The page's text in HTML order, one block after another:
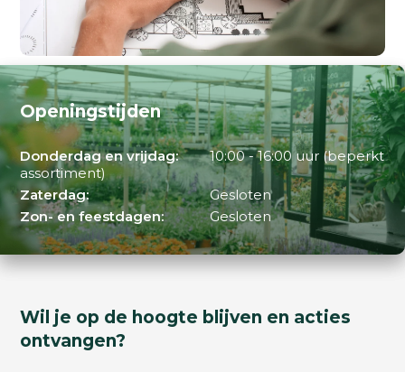
Openingstijden
Donderdag en vrijdag:
10:00 - 16:00 uur (beperkt
assortiment)
Zaterdag:
Gesloten
Zon- en feestdagen:
Gesloten
Wil je op de hoogte blijven en acties
ontvangen?